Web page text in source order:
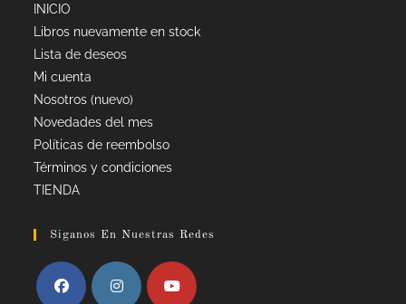
INICIO
Libros nuevamente en stock
Lista de deseos
Mi cuenta
Nosotros (nuevo)
Novedades del mes
Políticas de reembolso
Términos y condiciones
TIENDA
Siganos En Nuestras Redes